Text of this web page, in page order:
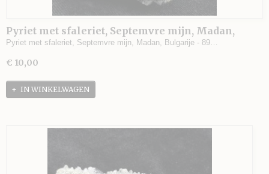
Pyriet met sfaleriet, Septemvre mijn, Madan,
Bulgarije - 89 gram - 5 x 4,5 x 2,5 cm.
Pyriet met sfaleriet, Septemvre mijn, Madan, Bulgarije - 89…
€ 10,00
IN WINKELWAGEN